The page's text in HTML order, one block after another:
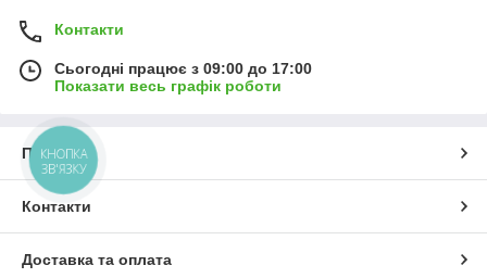
Контакти
Сьогодні працює з 09:00 до 17:00
Показати весь графік роботи
Про нас
Контакти
Доставка та оплата
КНОПКА
ЗВ'ЯЗКУ